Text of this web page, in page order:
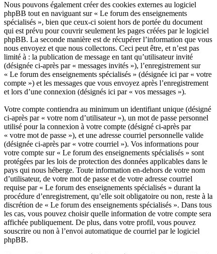
Nous pouvons également créer des cookies externes au logiciel
phpBB tout en naviguant sur « Le forum des enseignements
spécialisés », bien que ceux-ci soient hors de portée du document
qui est prévu pour couvrir seulement les pages créées par le logiciel
phpBB. La seconde manière est de récupérer l’information que vous
nous envoyez et que nous collectons. Ceci peut être, et n’est pas
limité à : la publication de message en tant qu’utilisateur invité
(désignée ci-après par « messages invités »), l’enregistrement sur
« Le forum des enseignements spécialisés » (désignée ici par « votre
compte ») et les messages que vous envoyez après l’enregistrement
et lors d’une connexion (désignés ici par « vos messages »).
Votre compte contiendra au minimum un identifiant unique (désigné
ci-après par « votre nom d’utilisateur »), un mot de passe personnel
utilisé pour la connexion à votre compte (désigné ci-après par
« votre mot de passe »), et une adresse courriel personnelle valide
(désignée ci-après par « votre courriel »). Vos informations pour
votre compte sur « Le forum des enseignements spécialisés » sont
protégées par les lois de protection des données applicables dans le
pays qui nous héberge. Toute information en-dehors de votre nom
d’utilisateur, de votre mot de passe et de votre adresse courriel
requise par « Le forum des enseignements spécialisés » durant la
procédure d’enregistrement, qu’elle soit obligatoire ou non, reste à la
discrétion de « Le forum des enseignements spécialisés ». Dans tous
les cas, vous pouvez choisir quelle information de votre compte sera
affichée publiquement. De plus, dans votre profil, vous pouvez
souscrire ou non à l’envoi automatique de courriel par le logiciel
phpBB.